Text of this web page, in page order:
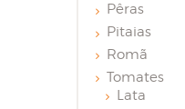
Pêras
Pitaias
Romã
Tomates
Lata